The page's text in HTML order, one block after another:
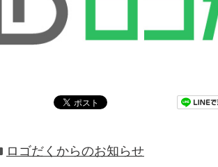
ロゴだくからのお知らせ